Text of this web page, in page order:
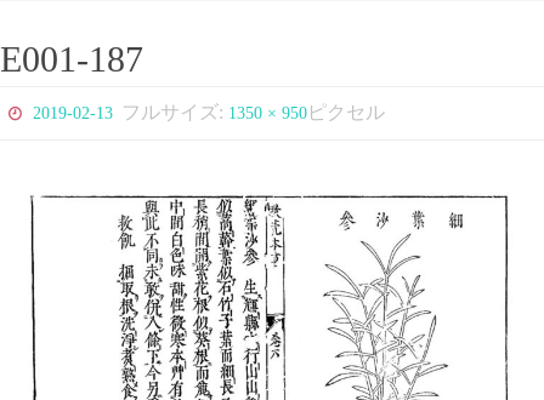
E001-187
2019-02-13 フルサイズ: 1350 × 950 ピクセル